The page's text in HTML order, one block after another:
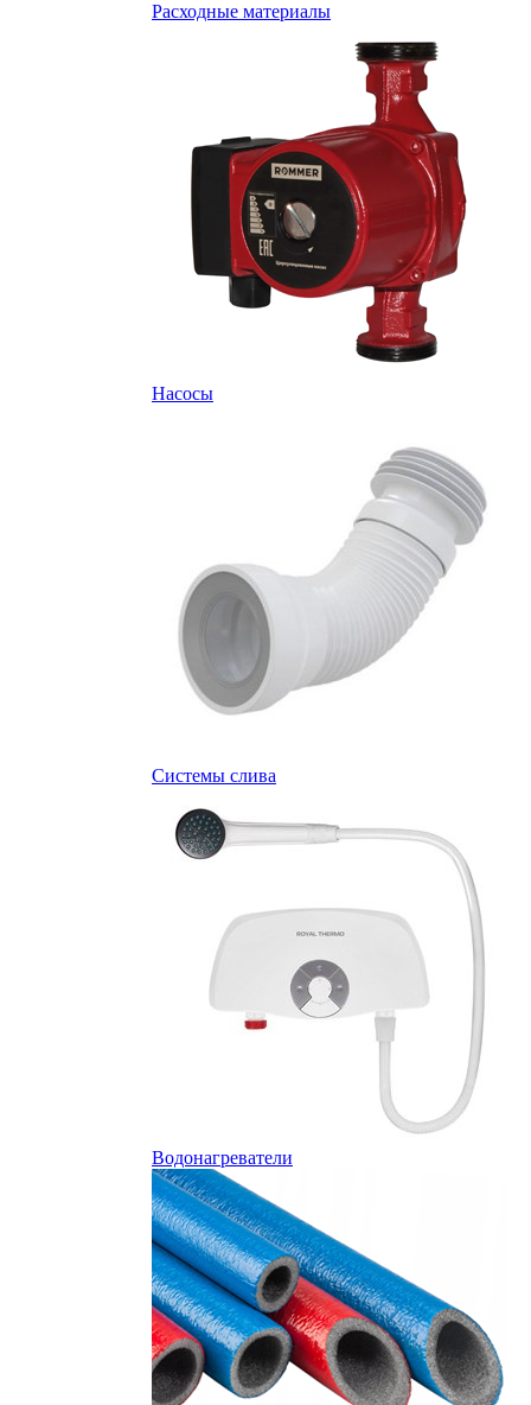
Расходные материалы
Насосы
Системы слива
Водонагреватели